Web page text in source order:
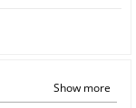
Show more